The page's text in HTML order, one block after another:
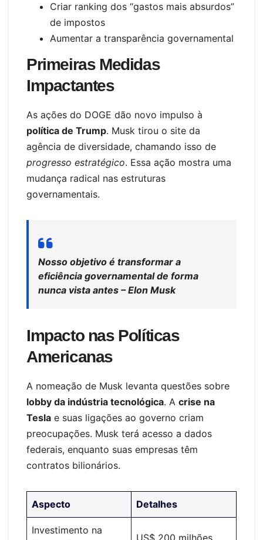
Criar ranking dos “gastos mais absurdos”
de impostos
Aumentar a transparência governamental
Primeiras Medidas
Impactantes
As ações do DOGE dão novo impulso à
política de Trump. Musk tirou o site da
agência de diversidade, chamando isso de
progresso estratégico. Essa ação mostra uma
mudança radical nas estruturas
governamentais.
Nosso objetivo é transformar a
eficiência governamental de forma
nunca vista antes – Elon Musk
Impacto nas Políticas
Americanas
A nomeação de Musk levanta questões sobre
lobby da indústria tecnológica. A crise na
Tesla e suas ligações ao governo criam
preocupações. Musk terá acesso a dados
federais, enquanto suas empresas têm
contratos bilionários.
Aspecto Detalhes
Investimento na
US$ 200 milhões